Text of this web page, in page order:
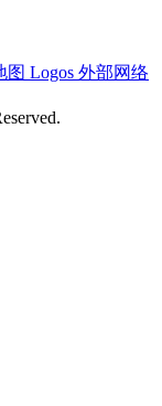
图 Logos 外部网络